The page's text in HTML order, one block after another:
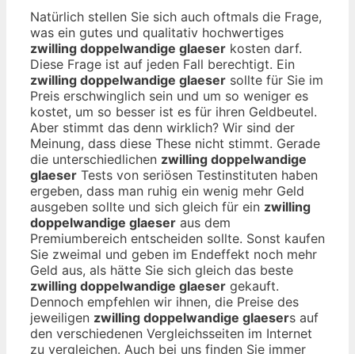
Natürlich stellen Sie sich auch oftmals die Frage,
was ein gutes und qualitativ hochwertiges
zwilling doppelwandige glaeser kosten darf.
Diese Frage ist auf jeden Fall berechtigt. Ein
zwilling doppelwandige glaeser sollte für Sie im
Preis erschwinglich sein und um so weniger es
kostet, um so besser ist es für ihren Geldbeutel.
Aber stimmt das denn wirklich? Wir sind der
Meinung, dass diese These nicht stimmt. Gerade
die unterschiedlichen zwilling doppelwandige
glaeser Tests von seriösen Testinstituten haben
ergeben, dass man ruhig ein wenig mehr Geld
ausgeben sollte und sich gleich für ein zwilling
doppelwandige glaeser aus dem
Premiumbereich entscheiden sollte. Sonst kaufen
Sie zweimal und geben im Endeffekt noch mehr
Geld aus, als hätte Sie sich gleich das beste
zwilling doppelwandige glaeser gekauft.
Dennoch empfehlen wir ihnen, die Preise des
jeweiligen zwilling doppelwandige glaesers auf
den verschiedenen Vergleichsseiten im Internet
zu vergleichen. Auch bei uns finden Sie immer